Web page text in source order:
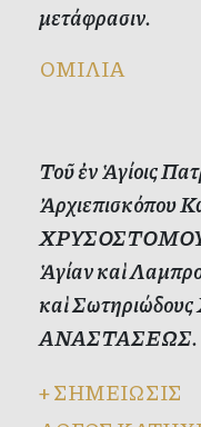
μετάφρασιν.
ΟΜΙΛΙΑ
Τοῦ ἐν Ἁγίοις
Ἀρχιεπισκόπου
ΧΡΥΣΟΣΤΟΜΟΥ,
Ἁγίαν καὶ
καὶ
ΑΝΑΣΤΑΣΕΩΣ.
+ΣΗΜΕΙΩΣΙΣ